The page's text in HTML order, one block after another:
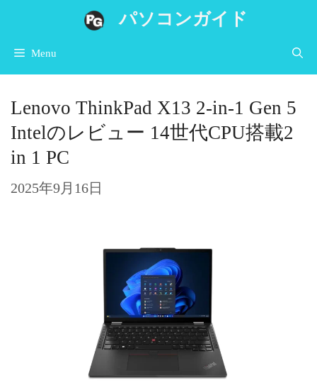
へ
ス
キ
パソコンガイド
Menu
Lenovo ThinkPad X13 2-in-1 Gen 5
Intelのレビュー 14世代CPU搭載2
in 1 PC
2025年9月16日